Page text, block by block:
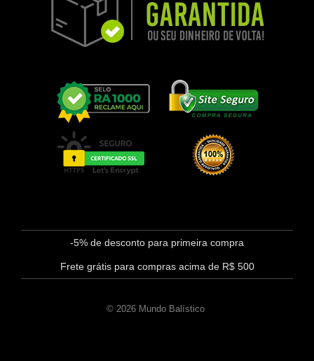
-5% de desconto para primeira compra
Frete grátis para compras acima de R$ 500
© 2026 Mundo Balístico